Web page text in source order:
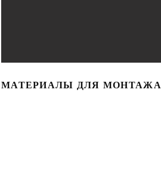
МАТЕРИАЛЫ ДЛЯ МОНТАЖА